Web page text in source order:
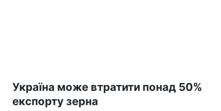
Україна може втратити понад 50%
експорту зерна